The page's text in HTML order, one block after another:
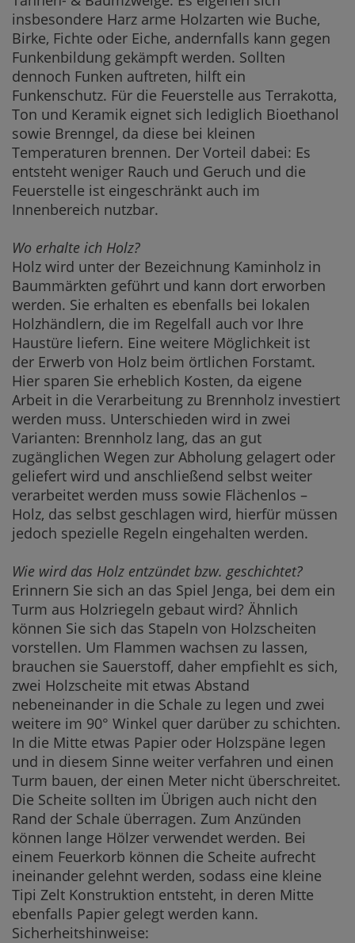
insbesondere Harz arme Holzarten wie Buche,
Birke, Fichte oder Eiche, andernfalls kann gegen
Funkenbildung gekämpft werden. Sollten
dennoch Funken auftreten, hilft ein
Funkenschutz. Für die Feuerstelle aus Terrakotta,
Ton und Keramik eignet sich lediglich Bioethanol
sowie Brenngel, da diese bei kleinen
Temperaturen brennen. Der Vorteil dabei: Es
entsteht weniger Rauch und Geruch und die
Feuerstelle ist eingeschränkt auch im
Innenbereich nutzbar.
Wo erhalte ich Holz?
Holz wird unter der Bezeichnung Kaminholz in
Baummärkten geführt und kann dort erworben
werden. Sie erhalten es ebenfalls bei lokalen
Holzhändlern, die im Regelfall auch vor Ihre
Haustüre liefern. Eine weitere Möglichkeit ist
der Erwerb von Holz beim örtlichen Forstamt.
Hier sparen Sie erheblich Kosten, da eigene
Arbeit in die Verarbeitung zu Brennholz investiert
werden muss. Unterschieden wird in zwei
Varianten: Brennholz lang, das an gut
zugänglichen Wegen zur Abholung gelagert oder
geliefert wird und anschließend selbst weiter
verarbeitet werden muss sowie Flächenlos –
Holz, das selbst geschlagen wird, hierfür müssen
jedoch spezielle Regeln eingehalten werden.
Wie wird das Holz entzündet bzw. geschichtet?
Erinnern Sie sich an das Spiel Jenga, bei dem ein
Turm aus Holzriegeln gebaut wird? Ähnlich
können Sie sich das Stapeln von Holzscheiten
vorstellen. Um Flammen wachsen zu lassen,
brauchen sie Sauerstoff, daher empfiehlt es sich,
zwei Holzscheite mit etwas Abstand
nebeneinander in die Schale zu legen und zwei
weitere im 90° Winkel quer darüber zu schichten.
In die Mitte etwas Papier oder Holzspäne legen
und in diesem Sinne weiter verfahren und einen
Turm bauen, der einen Meter nicht überschreitet.
Die Scheite sollten im Übrigen auch nicht den
Rand der Schale überragen. Zum Anzünden
können lange Hölzer verwendet werden. Bei
einem Feuerkorb können die Scheite aufrecht
ineinander gelehnt werden, sodass eine kleine
Tipi Zelt Konstruktion entsteht, in deren Mitte
ebenfalls Papier gelegt werden kann.
Sicherheitshinweise: